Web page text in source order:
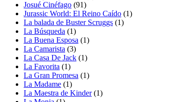
Josué Cinéfago (91)
Jurassic World: El Reino Caído (1)
La balada de Buster Scruggs (1)
La Búsqueda (1)
La Buena Esposa (1)
La Camarista (3)
La Casa De Jack (1)
La Favorita (1)
La Gran Promesa (1)
La Madame (1)
La Maestra de Kinder(1)